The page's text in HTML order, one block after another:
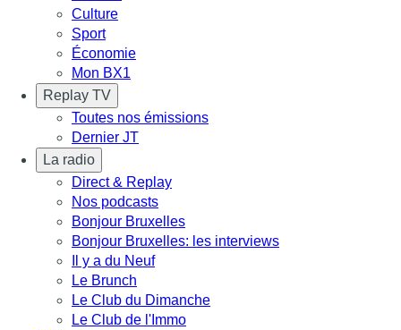
Culture
Sport
Économie
Mon BX1
Replay TV
Toutes nos émissions
Dernier JT
La radio
Direct & Replay
Nos podcasts
Bonjour Bruxelles
Bonjour Bruxelles: les interviews
Il y a du Neuf
Le Brunch
Le Club du Dimanche
Le Club de l'Immo